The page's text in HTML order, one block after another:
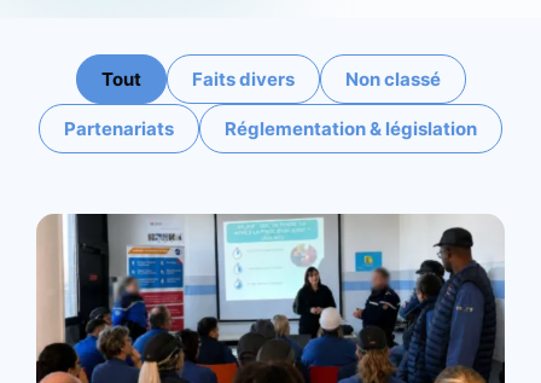
Faits divers Non classé
Partenariats Réglementation & législation
Tout